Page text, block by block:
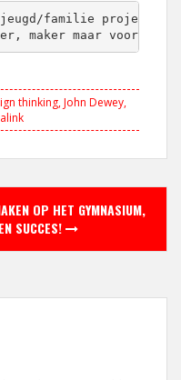
familie projecten
maker maar vooral
thinking,John Dewey,
OP HET GYMNASIUM,
SUCCES!